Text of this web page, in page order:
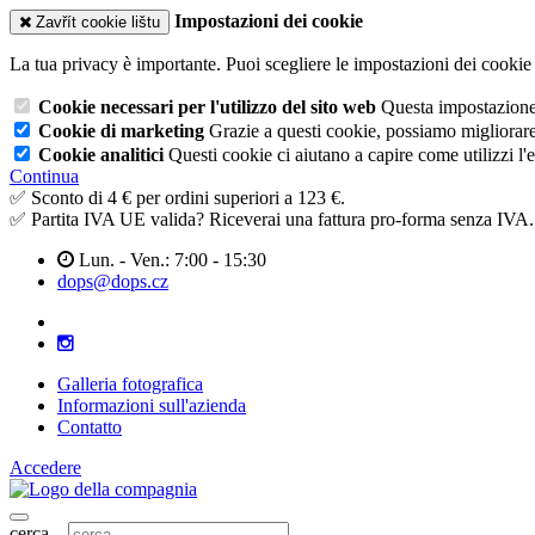
Zavřít cookie lištu Impostazioni dei cookie
La tua privacy è importante. Puoi scegliere le impostazioni dei
Cookie necessari per l'utilizzo del sito web Questa
Cookie di marketing Grazie a questi cookie, possiamo
Cookie analitici Questi cookie ci aiutano a capire come utilizzi
Continua
✅ Sconto di 4 € per ordini superiori a 123 €.
✅ Partita IVA UE valida? Riceverai una fattura pro-forma senza IVA.
Lun. - Ven.: 7:00 - 15:30
dops@dops.cz
Galleria fotografica
Informazioni sull'azienda
Contatto
Accedere